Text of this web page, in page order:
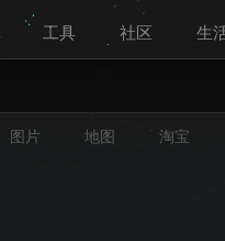
工具 社区 生
图片 地图 淘宝